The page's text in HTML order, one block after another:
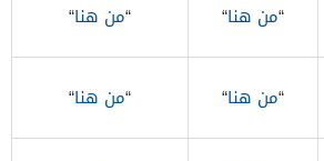
“من هنا“
“من هنا“
“من هنا“
“من هنا“